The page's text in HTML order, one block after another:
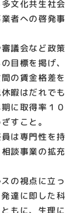
文化共生社会
者への啓発事
議会など政策
目標を掲げ、
の賃金格差を
暇はだれでも
に取得率１０
すこと。
は専門性を持
談事業の拡充
の視点に立っ
達に即した科
もに、生理に